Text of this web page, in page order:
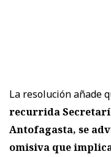
La resolución añade
recurrida
Antofagasta, se
omisiva que